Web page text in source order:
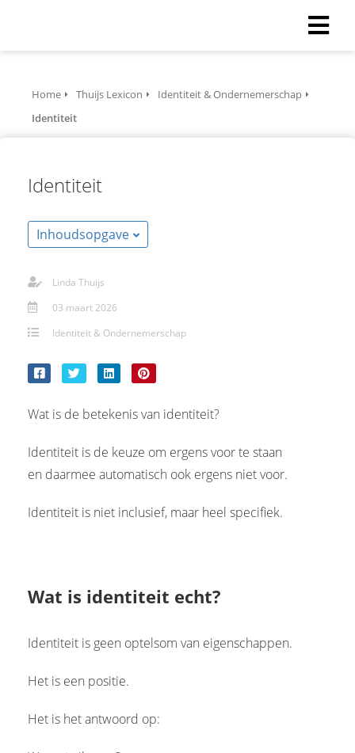
Home Thuijs Lexicon
Identiteit & Ondernemerschap
Identiteit
Identiteit
Inhoudsopgave
Linda Thuijs
03 maart 2026
Identiteit & Ondernemerschap
Wat is de betekenis van identiteit?
Identiteit is de keuze om ergens voor te staan
en daarmee automatisch ook ergens niet voor.
Identiteit is niet inclusief, maar heel specifiek.
Wat is identiteit echt?
Identiteit is geen optelsom van eigenschappen.
Het is een positie.
Het is het antwoord op: